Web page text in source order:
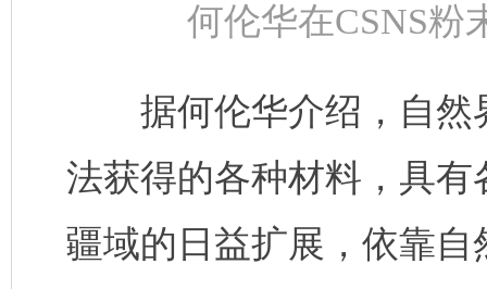
何伦华在CSNS粉
据何伦华介绍，自然
法获得的各种材料，具
疆域的日益扩展，依靠